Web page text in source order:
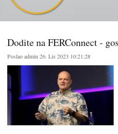
Dodite na FERConnect -
Poslaoadmin 26. Lis 2023 10:21:28